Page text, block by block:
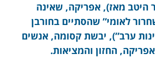
היטב מאז), אפריקה, שאינה
לאומי” שהסתיים בחורבן
ערב”), יבשת קסומה, אנשים
החזון והמציאות.